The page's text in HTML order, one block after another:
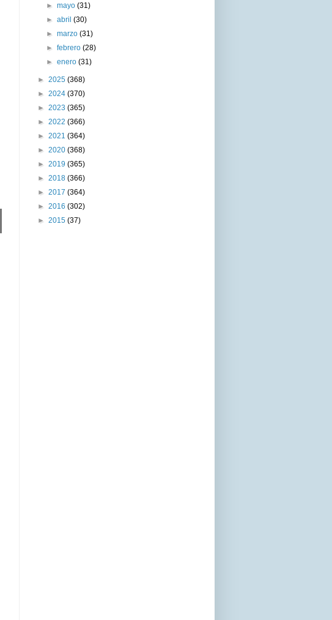
►mayo(31)
►abril(30)
►marzo(31)
►febrero(28)
►enero(31)
► 2025 (368)
► 2024 (370)
► 2023 (365)
► 2022 (366)
► 2021 (364)
► 2020 (368)
► 2019 (365)
► 2018 (366)
► 2017 (364)
► 2016 (302)
► 2015 (37)